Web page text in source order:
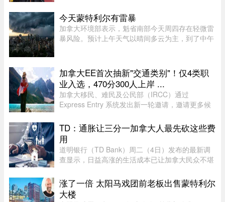
Caroline Proulx“滥用了自己的权力”，其行为缺乏
合理依据。 ...
今天蒙特利尔有雷暴
加拿大环境部表示，魁省南部今天周四存在轻微雷
暴风险。预计上午天气以晴间多云为主，到了中午
Mauricie地区下午也有可能受 ...
加拿大EE首次抽新"交通类别"！仅4类职
业入选，470分300人上岸 ...
加拿大移民、难民及公民部（IRCC）通过
Express Entry 系统发出新一轮邀请，邀请更多候
Andre Furtado在本次抽选中，移民部针对全新的
交通类别（Transport category）发出 ...
TD：通胀让三分一加拿大人最先砍这些费
用
道明银行（TD Bank）周二（4日）发布的最新调
查显示，日益高涨的生活成本已让加拿大民众不堪
Global News报道，道明保险（TD Insurance）的
数据指出，33%的加拿大民众为了节 ...
涨了一倍 太阳马戏团前老板出售蒙特利尔
大楼